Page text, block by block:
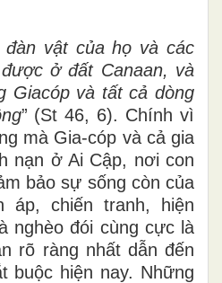
đàn vật của họ và các
ở đất Canaan, và
Giacóp và tất cả dòng
” (St 46, 6). Chính vì
mà Gia-cóp và cả gia
nạn ở Ai Cập, nơi con
bảo sự sống còn của
áp, chiến tranh, hiện
nghèo đói cùng cực là
rõ ràng nhất dẫn đến
buộc hiện nay. Những